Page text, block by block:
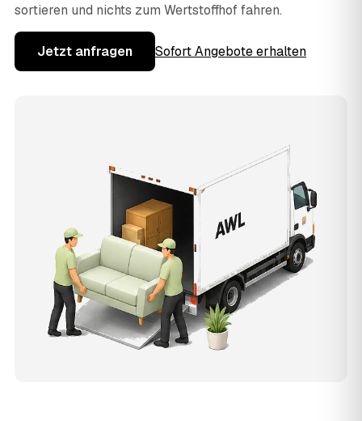
sortieren und nichts zum Wertstoffhof fahren.
Jetzt anfragen Sofort Angebote erhalten